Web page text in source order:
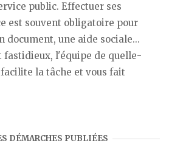
public. Effectuer ses
est souvent obligatoire pour
document, une aide sociale...
fastidieux, l'équipe de quelle-
la tâche et vous fait
DÉMARCHES PUBLIÉES